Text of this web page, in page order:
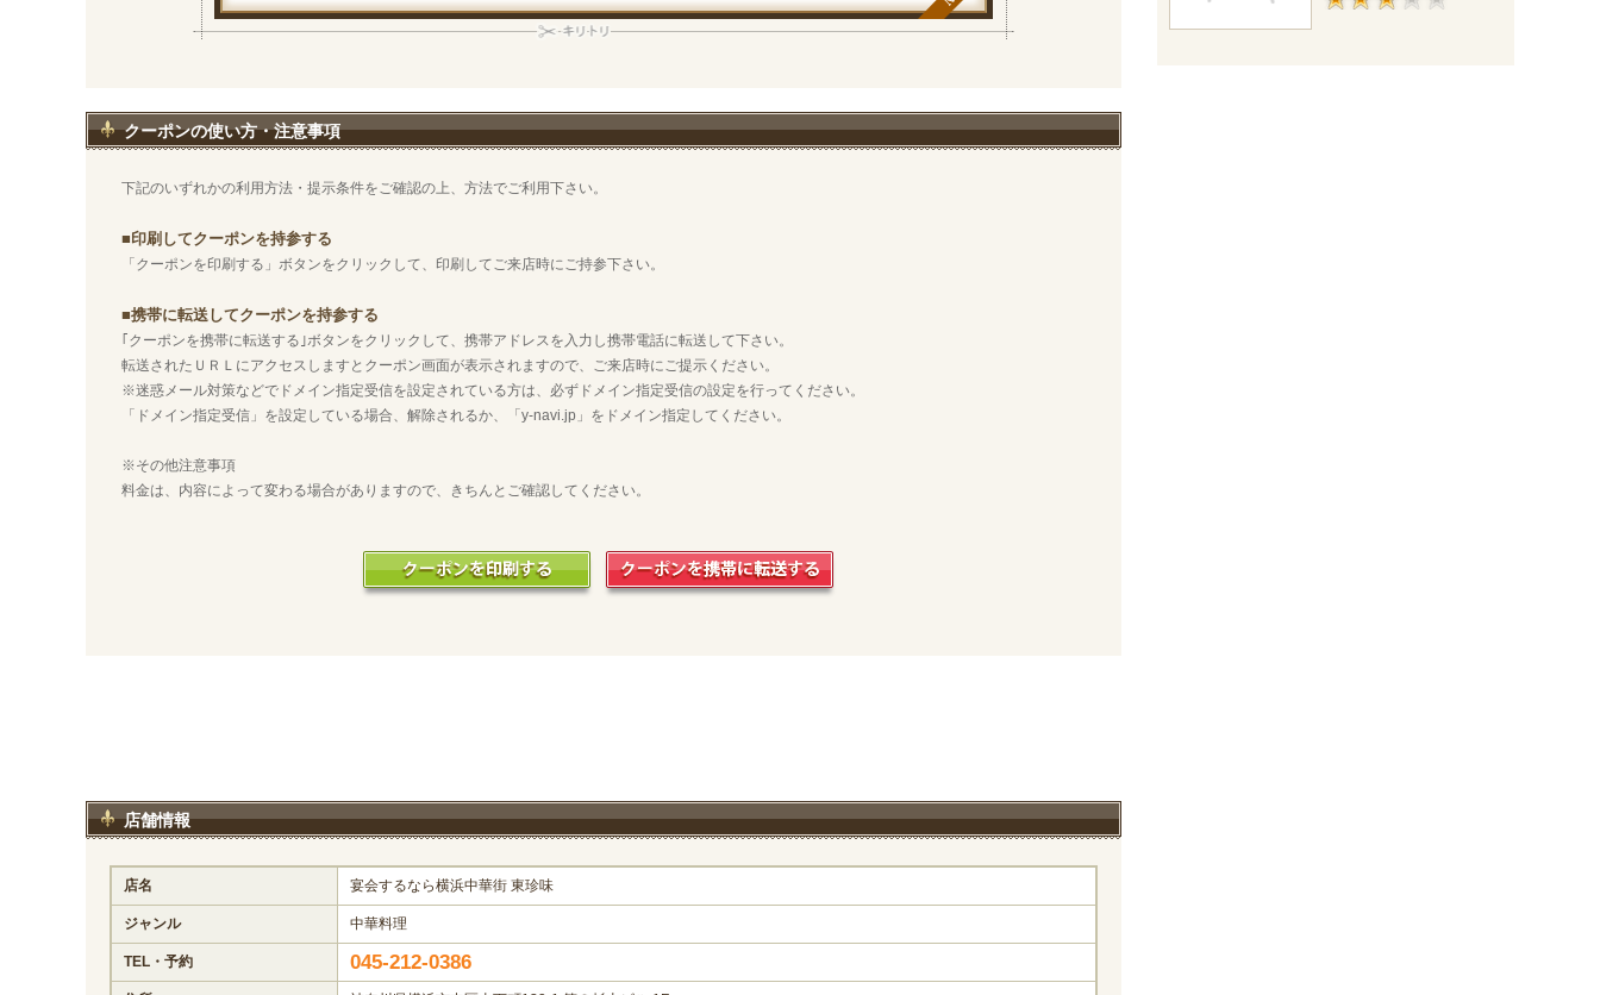
クーポンの使い方・注意事項
下記のいずれかの利用方法・提示条件をご確認の上、方法でご利用下さい。
■印刷してクーポンを持参する
「クーポンを印刷する」ボタンをクリックして、印刷してご来店時にご持参下さい。
■携帯に転送してクーポンを持参する
｢クーポンを携帯に転送する｣ボタンをクリックして、携帯アドレスを入力し携帯電話に転送して下さい。
転送されたＵＲＬにアクセスしますとクーポン画面が表示されますので、ご来店時にご提示ください。
※迷惑メール対策などでドメイン指定受信を設定されている方は、必ずドメイン指定受信の設定を行ってください。
「ドメイン指定受信」を設定している場合、解除されるか、「y-navi.jp」をドメイン指定してください。
※その他注意事項
料金は、内容によって変わる場合がありますので、きちんとご確認してください。
店舗情報
店名 宴会するなら横浜中華街 東珍味
ジャンル 中華料理
TEL・予約 045-212-0386